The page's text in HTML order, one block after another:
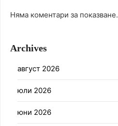
Няма коментари за показване.
Archives
август 2026
юли 2026
юни 2026